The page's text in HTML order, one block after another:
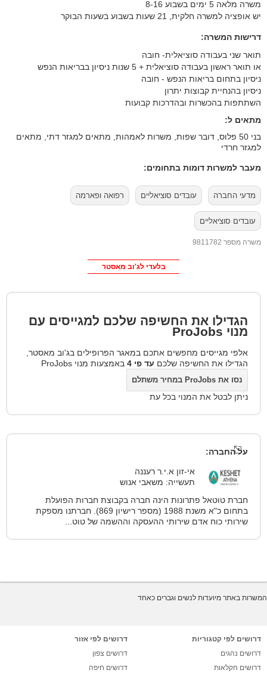
משרה מלאה 5 ימים בשבוע 8-16
יש אופציה למשרה חלקית, 21 שעות בשבוע בשעות הבוקר
דרישות המשרה:
תואר שני בעבודה סוציאלית- חובה
או תואר ראשון בעבודה סוציאלית + 5 שנות ניסיון בבריאות הנפש
ניסיון בתחום בריאות הנפש - חובה
ניסיון בהנחיית קבוצות יתרון
השתתפות בהכשרות ובהדרכות קבועות
מתאים ל:
בני 50 פלוס, דובר שפות, משרות לאמהות, מתאים למגזר דתי, מתאים
למגזר חרדי
מעבר למשרות דומות בתחומים:
מדעי החברה עובדים סוציאליים רפואה ופארמה
עובדים סוציאליים
משרה מספר 9811782
בלעדי לג'וב מאסטר
הגדילו את החשיפה שלכם למגייסים עם
מנוי ProJobs
אלפי מגייסים מחפשים אתכם במאגר הפרופילים בג'וב מאסטר,
הגדילו את החשיפה שלכם עד פי 4 באמצעות מנוי ProJobs
נסו את ProJobs במחיר משתלם
ניתן לבטל את המנוי בכל עת
על החברה:
אי-זון א.י.ר רעננה
תעשייה: משאבי אנוש
חברת טוטאל פתרונות הינה חברה בקבוצת חברות הפועלת
בתחום כ"א משנת 1988 (מספר רישיון 869). חברתנו מספקת
שירותי כוח אדם שירותי ההעסקה וההשמה של טוט...
המשרות באתר מיועדות לנשים וגברים כאחד
דרושים לפי קטגוריות
דרושים נהגים
דרושים חקלאות
דרושים לפי אזור
דרושים צפון
דרושים חיפה